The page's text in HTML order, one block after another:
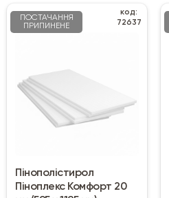
ПОСТАЧАННЯ
ПРИПИНЕНЕ
код:
72637
Пінополістирол
Піноплекс Комфорт 20